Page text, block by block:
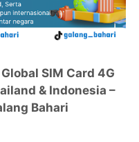
SIM Card 4G
& Indonesia –
Bahari